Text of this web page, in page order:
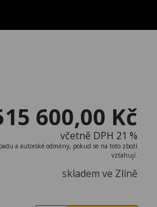
600,00 Kč
včetně DPH 21 %
a autorské odměny, pokud se na toto zboží
vztahují.
skladem ve Zlíně